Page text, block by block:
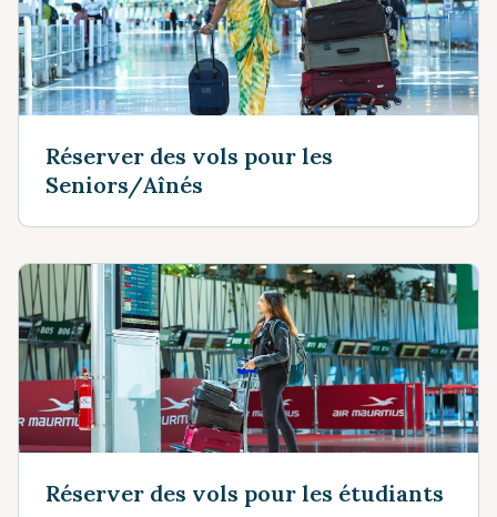
Réserver des vols pour les
Seniors/Aînés
Réserver des vols pour les étudiants